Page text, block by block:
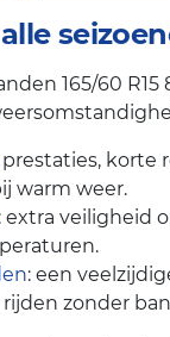
165/60 R15
prestaties, korte
warm weer.
: extra veiligheid
: een
zonder